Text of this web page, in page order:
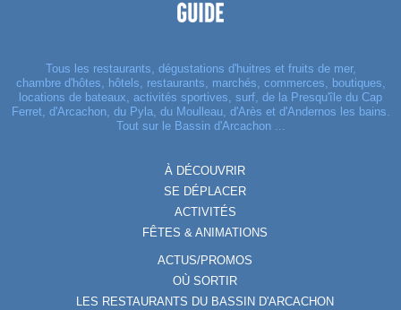
Tous les restaurants, dégustations d'huitres et fruits de mer,
chambre d'hôtes, hôtels, restaurants, marchés, commerces, boutiques,
locations de bateaux, activités sportives, surf, de la Presqu'île du Cap
Ferret, d'Arcachon, du Pyla, du Moulleau, d'Arès et d'Andernos les bains.
Tout sur le Bassin d'Arcachon ...
À DÉCOUVRIR
SE DÉPLACER
ACTIVITÉS
FÊTES & ANIMATIONS
ACTUS/PROMOS
OÙ SORTIR
LES RESTAURANTS DU BASSIN D'ARCACHON